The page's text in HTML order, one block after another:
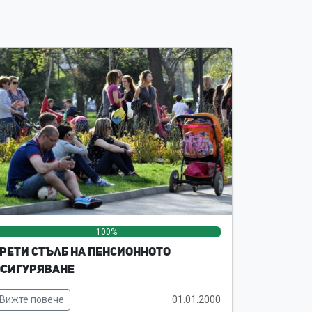
100% 0%
0%
стълб на пенсионното
Вижте повече 01.01.2000